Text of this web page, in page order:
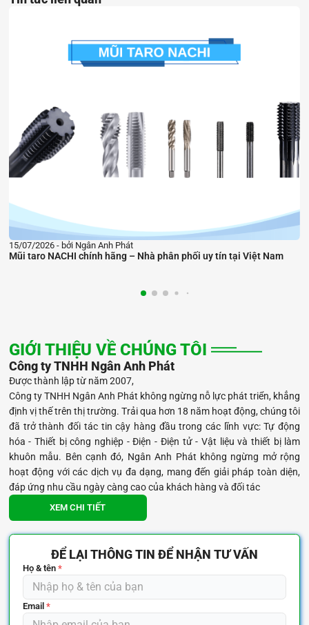
phối uy tín tại Việt Nam Nhà phân phối chính hãng mũi khoan
GIỚI THIỆU VỀ CHÚNG TÔI
Công ty TNHH Ngân Anh Phát
Được thành lập từ năm 2007,
Công ty TNHH Ngân Anh Phát không ngừng nỗ lực phát triển, khẳng
định vị thế trên thị trường. Trải qua hơn 18 năm hoạt động, chúng tôi
đã trở thành đối tác tin cậy hàng đầu trong các lĩnh vực: Tự động
hóa - Thiết bị công nghiệp - Điện - Điện tử - Vật liệu và thiết bị làm
khuôn mẫu. Bên cạnh đó, Ngân Anh Phát không ngừng mở rộng
hoạt động với các dịch vụ đa dạng, mang đến giải pháp toàn diện,
đáp ứng nhu cầu ngày càng cao của khách hàng và đối tác
XEM CHI TIẾT
ĐỂ LẠI THÔNG TIN ĐỂ NHẬN TƯ VẤN
Họ & tên*
Email *